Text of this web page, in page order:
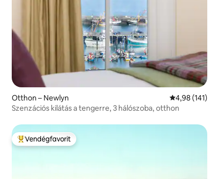
Otthon – Newlyn Átlagos
4,98 (141)
Szenzációs kilátás a tengerre, 3 hálószoba, otthon
Kiemelt vendégfavorit
Vendégfavorit